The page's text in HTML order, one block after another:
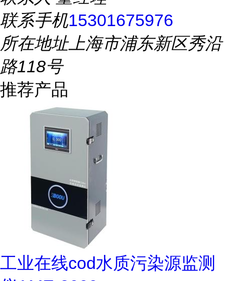
联系手机15301675976
所在地址上海市浦东新区秀沿
路118号
推荐产品
工业在线cod水质污染源监测